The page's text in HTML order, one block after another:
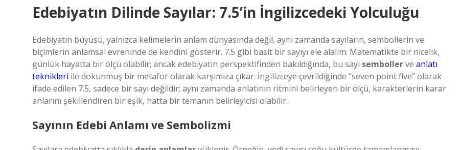
Edebiyatın Dilinde Sayılar: 7.5’in İngilizcedeki Yolculuğu
Edebiyatın büyüsü, yalnızca kelimelerin anlam dünyasında değil, aynı zamanda sayıların, sembollerin ve
biçimlerin anlamsal evreninde de kendini gösterir. 7.5 gibi basit bir sayıyı ele alalım: Matematikte bir nicelik,
günlük hayatta bir ölçü olabilir; ancak edebiyatın perspektifinden bakıldığında, bu sayı sembollerve anlatı
teknikleri ile dokunmuş bir metafor olarak karşımıza çıkar. İngilizceye çevrildiğinde “seven point five” olarak
ifade edilen 7.5, sadece bir sayı değildir; aynı zamanda anlatının ritmini belirleyen bir ölçü, karakterlerin karar
anlarını şekillendiren bir eşik, hatta bir temanın belirleyicisi olabilir.
Sayının Edebi Anlamı ve Sembolizmi